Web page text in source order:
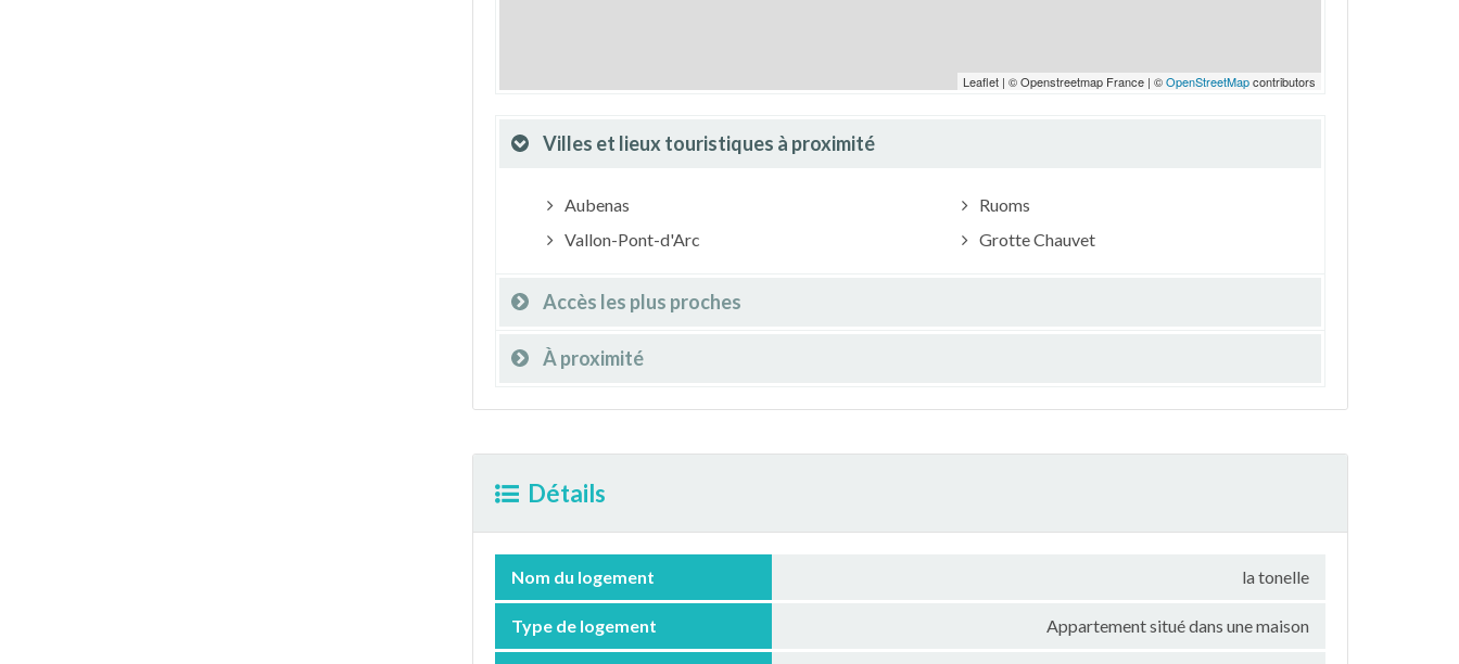
Leaflet | © Openstreetmap France | ©OpenStreetMapcontributors
Villes et lieux touristiques à proximité
Aubenas
Vallon-Pont-d'Arc
Ruoms
Grotte Chauvet
Accès les plus proches
À proximité
Détails
Nom du logement la tonelle
Type de logement Appartement situé dans une maison